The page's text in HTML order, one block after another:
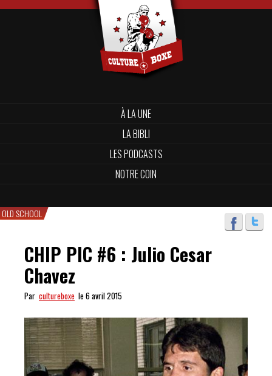
À LA UNE
LA BIBLI
LES PODCASTS
NOTRE COIN
OLD SCHOOL
CHIP PIC #6 : Julio Cesar
Chavez
Par cultureboxe le 6 avril 2015